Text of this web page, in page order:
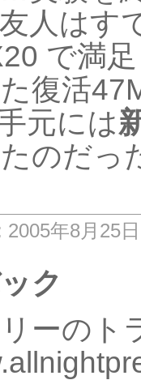
人はす
で満
復活
元には
のだっ
年8月25
ク
ーのト